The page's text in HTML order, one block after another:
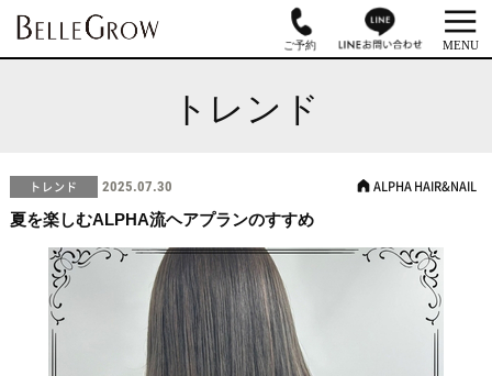
トレンド
トレンド ALPHA HAIR&NAIL
2025.07.30
夏を楽しむALPHA流ヘアプランのすすめ